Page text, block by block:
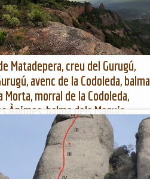
Matadepera, creu del Gurugú,
avenc de la Codoleda, balma
Morta, morral de la Codoleda,
Ànimes, balma dels Maquis
Recer), font del Saüc i la Mola
creu del Gurugú, morral Codoleda,
Morta, cova de les Ànimes, refugi dels Maquis, la